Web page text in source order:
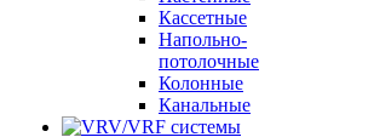
Кассетные
Напольно-
потолочные
Колонные
Канальные